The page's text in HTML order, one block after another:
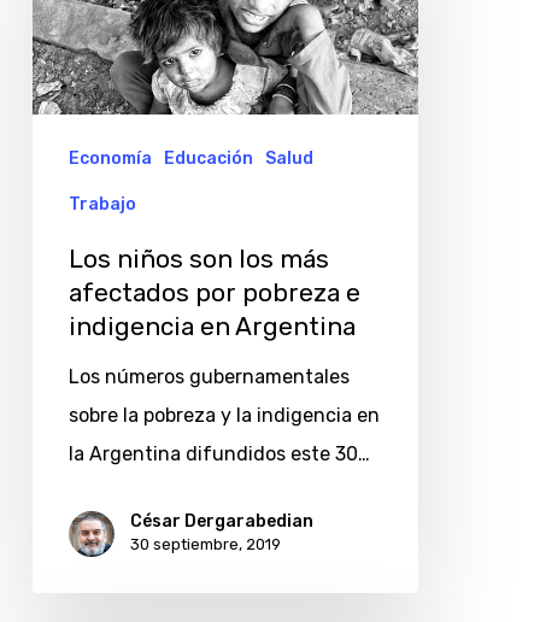
los
más
afectados
indigencia
Argentina
Economía Educación Salud
Trabajo
Los niños son los más
afectados por pobreza e
indigencia en Argentina
Los números gubernamentales
sobre la pobreza y la indigencia en
la Argentina difundidos este 30…
César Dergarabedian
30 septiembre, 2019